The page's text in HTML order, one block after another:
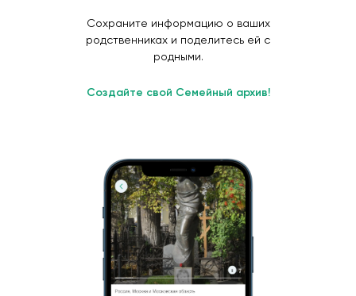
Сохраните информацию о ваших
родственниках и поделитесь ей с
родными.
Создайте свой Семейный архив!